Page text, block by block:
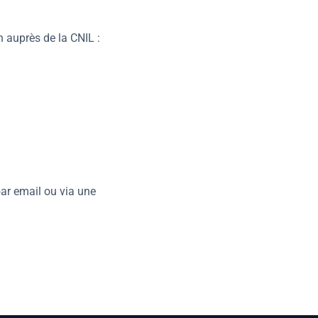
de la CNIL :
email ou via une